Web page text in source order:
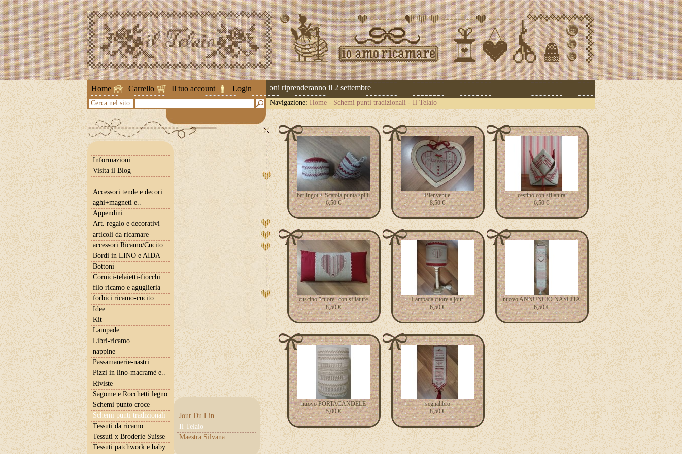
Home Carrello Il tuo account Login
Attenzione ! Le spedizioni riprenderanno il 2 settembre
Cerca nel sito Navigazione: Home - Schemi punti tradizionali - Il Telaio
Informazioni
Visita il Blog
Accessori tende e decori
aghi+magneti e..
Appendini
Art. regalo e decorativi
articoli da ricamare
accessori Ricamo/Cucito
Bordi in LINO e AIDA
Bottoni
Cornici-telaietti-fiocchi
filo ricamo e aguglieria
forbici ricamo-cucito
Idee
Kit
Lampade
Libri-ricamo
nappine
Passamanerie-nastri
Pizzi in lino-macramè e..
Riviste
Sagome e Rocchetti legno
Schemi punto croce
Schemi punti tradizionali
Jour Du Lin
Il Telaio
Maestra Silvana
Tessuti da ricamo
Tessuti x Broderie Suisse
Tessuti patchwork e baby
berlingot + Scatola punta spilli
6,50 €
Bienvenue
8,50 €
cestino con sfilatura
6,50 €
cuscino "cuore" con sfilature
8,50 €
Lampada cuore a jour
6,50 €
nuovo ANNUNCIO NASCITA
6,50 €
nuovo PORTACANDELE
5,00 €
segnalibro
8,50 €